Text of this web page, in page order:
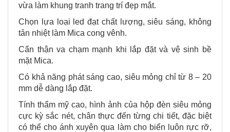
vừa làm khung tranh trang trí đẹp mắt.
Chọn lựa loại led đạt chất lượng, siêu sáng, không
tản nhiệt làm Mica cong vênh.
Cẩn thận va chạm mạnh khi lắp đặt và vệ sinh bề
mặt Mica.
Có khả năng phát sáng cao, siêu mỏng chỉ từ 8 – 20
mm dễ dàng lắp đặt.
Tính thẩm mỹ cao, hình ảnh của hộp đèn siêu mỏng
cực kỳ sắc nét, chân thực đến từng chi tiết, đặc biệt
có thể cho ánh xuyên qua làm cho biển luôn rực rỡ,